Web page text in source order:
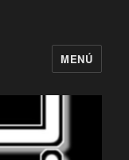
MENÚ